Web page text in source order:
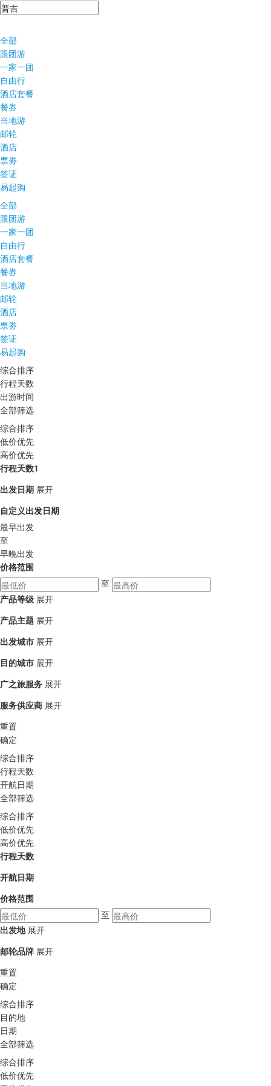
全部
跟团游
一家一团
自由行
酒店套餐
餐券
当地游
邮轮
酒店
票劵
签证
易起购
全部
跟团游
一家一团
自由行
酒店套餐
餐券
当地游
邮轮
酒店
票劵
签证
易起购
综合排序
行程天数
出游时间
全部筛选
综合排序
低价优先
高价优先
行程天数1
出发日期 展开
自定义出发日期
最早出发
至
早晚出发
价格范围
至
产品等级 展开
产品主题 展开
出发城市 展开
目的城市 展开
广之旅服务 展开
服务供应商 展开
重置
确定
综合排序
行程天数
开航日期
全部筛选
综合排序
低价优先
高价优先
行程天数
开航日期
价格范围
至
出发地 展开
邮轮品牌 展开
重置
确定
综合排序
目的地
日期
全部筛选
综合排序
低价优先